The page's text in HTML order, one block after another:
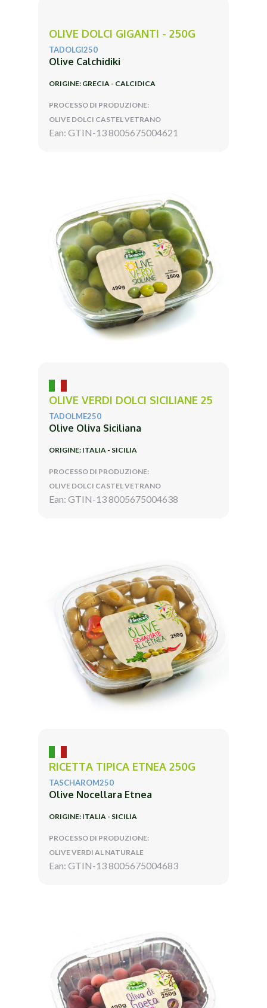
OLIVE DOLCI GIGANTI - 250G
TADOLGI250
Olive Calchidiki
ORIGINE: GRECIA - CALCIDICA
PROCESSO DI PRODUZIONE:
OLIVE DOLCI CASTEL VETRANO
Ean: GTIN-13 8005675004621
OLIVE VERDI DOLCI SICILIANE 25
TADOLME250
Olive Oliva Siciliana
ORIGINE: ITALIA - SICILIA
PROCESSO DI PRODUZIONE:
OLIVE DOLCI CASTEL VETRANO
Ean: GTIN-13 8005675004638
RICETTA TIPICA ETNEA 250G
TASCHAROM250
Olive Nocellara Etnea
ORIGINE: ITALIA - SICILIA
PROCESSO DI PRODUZIONE:
OLIVE VERDI AL NATURALE
Ean: GTIN-13 8005675004683